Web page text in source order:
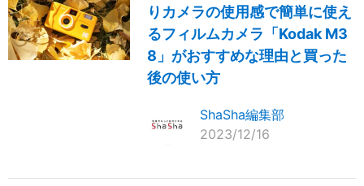
りカメラの使用感で簡単に使え
るフィルムカメラ「Kodak M3
8」がおすすめな理由と買った
後の使い方
ShaSha編集部
2023/12/16